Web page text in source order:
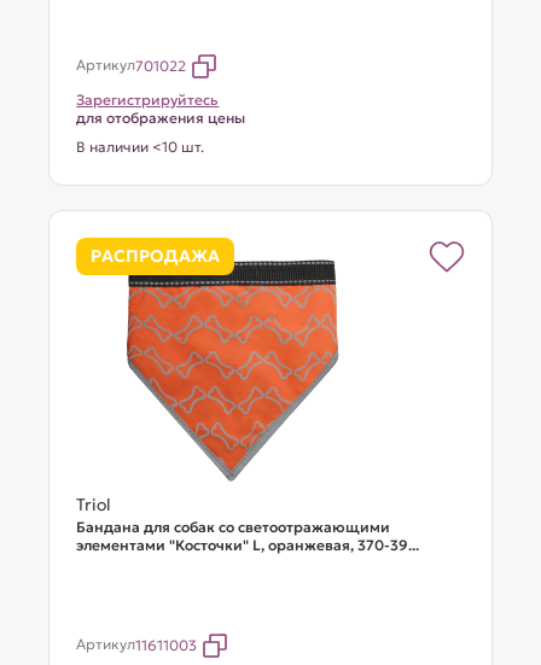
Артикул701022
Зарегистрируйтесь
для отображения цены
В наличии <10 шт.
РАСПРОДАЖА
Triol
Бандана для собак со светоотражающими
элементами "Косточки" L, оранжевая, 370-39...
Артикул11611003